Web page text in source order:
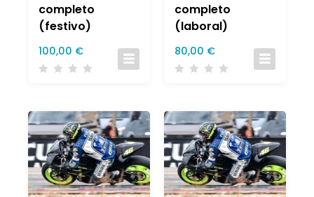
completo
(festivo)
100,00 €
completo
(laboral)
80,00 €